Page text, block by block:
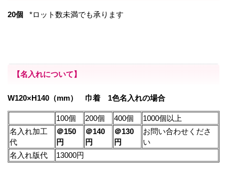
20個 *ロット数未満でも承ります
【名入れについて】
W120×H140（mm） 巾着 1色名入れの場合
100個 200個 400個
1000個以上
名入れ加工
代
＠150
円
＠140
円
＠130
円
お問い合わせくださ
い
名入れ版代
13000円